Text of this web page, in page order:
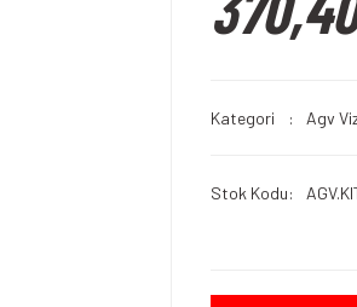
Kategori Agv
Stok Kodu